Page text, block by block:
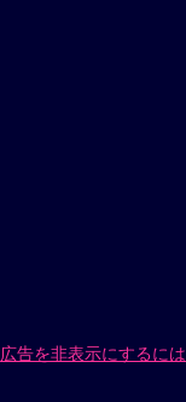
広告を非表示にするには